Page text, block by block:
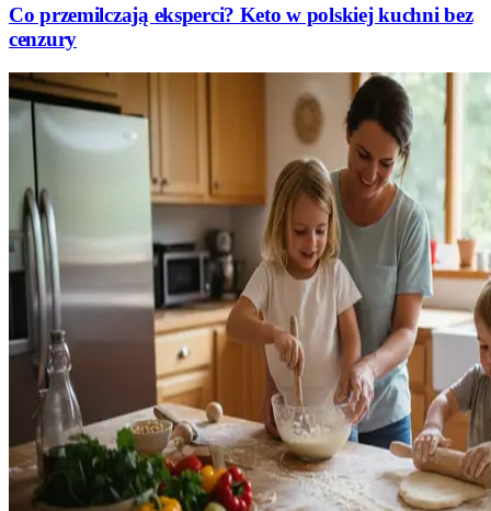
Co przemilczają eksperci? Keto w polskiej kuchni bez
cenzury